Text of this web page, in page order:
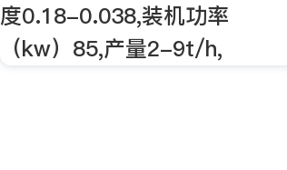
度0.18-0.038,装机功率
（kw）85,产量2-9t/h,